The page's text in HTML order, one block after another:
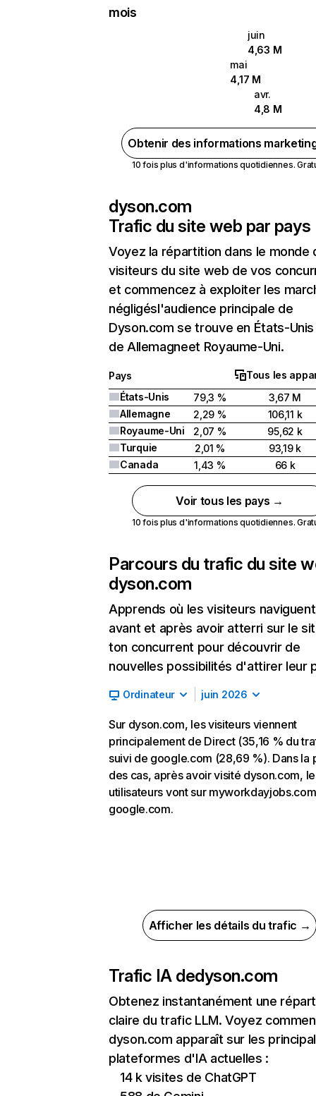
mois
juin
4,63 M
mai
4,17 M
avr.
4,8 M
Obtenir des informations
10 fois plus d'informations quotidiennes.
dyson.com
Trafic du site web par pays
Voyez la répartition dans le monde
visiteurs du site web de vos
et commencez à exploiter les
négligésl'audience principale de
Dyson.com se trouve en États-
de Allemagneet Royaume-Uni.
Pays
Tous les
États-Unis
79,3 %
3,67 M
Allemagne
2,29 %
106,11 k
Royaume-Uni
2,07 %
95,62 k
Turquie
2,01 %
93,19 k
Canada
1,43 % 66 k
Voir tous les pays →
10 fois plus d'informations quotidiennes.
Parcours du trafic du site
dyson.com
Apprends où les visiteurs naviguent
avant et après avoir atterri sur le
ton concurrent pour découvrir de
nouvelles possibilités d'attirer leur
Ordinateur juin 2026
Sur dyson.com, les visiteurs viennent
principalement de Direct (35,16 % du
suivi de google.com (28,69 %). Dans la
des cas, après avoir visité dyson.com,
utilisateurs vont sur
google.com.
Afficher les détails du trafic →
Trafic IA dedyson.com
Obtenez instantanément une
claire du trafic LLM. Voyez
dyson.com apparaît sur les
plateformes d'IA actuelles :
14 k visites de ChatGPT